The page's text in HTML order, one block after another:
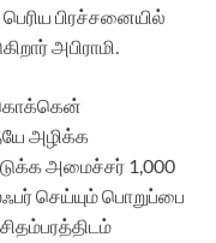
பிரச்சனையில்
அபிராமி.
கொக்கென்
அழிக்க
அமைச்சர் 1,000
செய்யும் பொறுப்பை